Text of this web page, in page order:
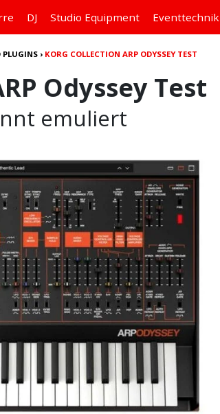
DJ Studio Equipment Eventtechnik
PLUGINS › KORG COLLECTION ARP ODYSSEY TEST
Odyssey Test
emuliert